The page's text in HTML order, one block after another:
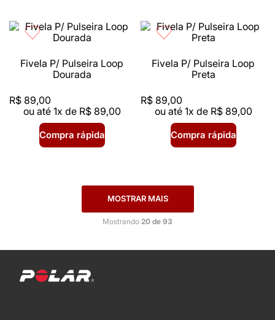
Fivela P/ Pulseira Loop
Dourada
R$ 89,00
ou até 1x de R$ 89,00
Compra rápida
Fivela P/ Pulseira Loop
Preta
R$ 89,00
ou até 1x de R$ 89,00
Compra rápida
MOSTRAR MAIS
Mostrando 20 de 93